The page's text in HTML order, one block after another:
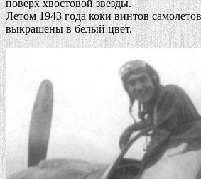
поверх хвостовой звезды.
Летом 1943 года коки винтов
выкрашены в белый цвет.